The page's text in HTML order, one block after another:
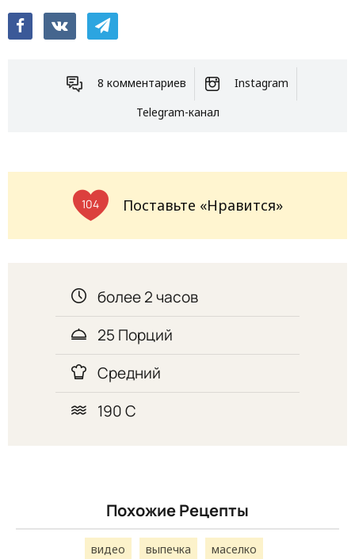
8 комментариев
Instagram
Telegram-канал
104 Поставьте «Нравится»
более 2 часов
25 Порций
Средний
190 С
Похожие Рецепты
видео выпечка маселко